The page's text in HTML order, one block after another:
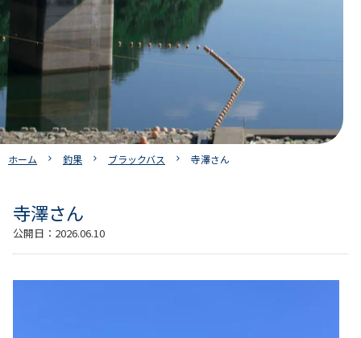
ホーム 釣果 ブラックバス 寺澤さん
寺澤さん
公開日： 2026.06.10